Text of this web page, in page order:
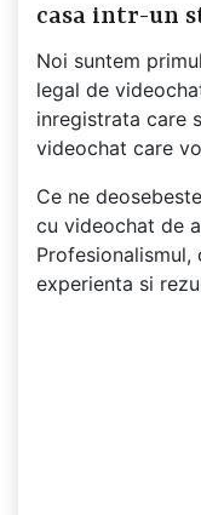
casa intr-un
Noi suntem
legal de
inregistrata care
videochat care
Ce ne
cu videochat de
experienta si